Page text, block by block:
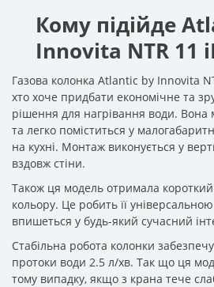
Кому підійде
Innovita NTR 11
Газова колонка Atlantic by Innovita
хто хоче придбати економічне та
рішення для нагрівання води. Вона
та легко поміститься у
на кухні. Монтаж виконується у
вздовж стіни.
Також ця модель отримала короткий
кольору. Це робить її
впишеться у будь-який сучасний
Стабільна робота колонки
протоки води 2.5 л/хв. Так що ця
тому випадку, якщо з крана тече